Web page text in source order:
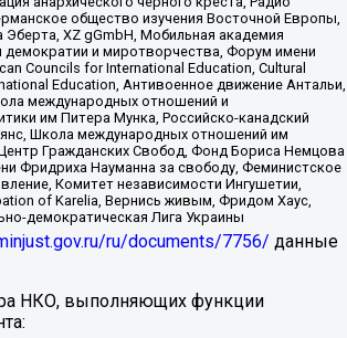
общество изучения Восточной Европы,
XZ gGmbH, Мобильная академия
демократии и миротворчества, Форум имени
Councils for International Education, Cultural
Education, Антивоенное движение Антальи,
международных отношений и
им Питера Мунка, Российско-канадский
Школа международных отношений им
Гражданских Свобод, Фонд Бориса Немцова
Фридриха Науманна за свободу, Феминистское
Комитет независимости Ингушетии,
of Karelia, Вернись живым, Фридом Хаус,
демократическая Лига Украины
ru/documents/7756/ данные
НКО, выполняющих функции